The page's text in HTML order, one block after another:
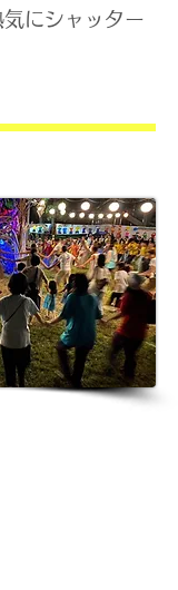
にシャッター